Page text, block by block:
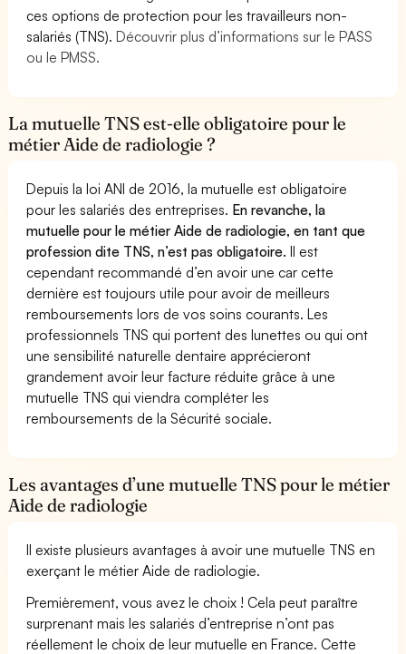
ces options de protection pour les travailleurs non-
salariés (TNS).Découvrir plus d’informations sur le PASS
ou le PMSS.
La mutuelle TNS est-elle obligatoire pour le
métier Aide de radiologie ?
Depuis la loi ANI de 2016, la mutuelle est obligatoire
pour les salariés des entreprises. En revanche, la
mutuelle pour le métier Aide de radiologie, en tant que
profession dite TNS, n’est pas obligatoire.Il est
cependant recommandé d’en avoir une car cette
dernière est toujours utile pour avoir de meilleurs
remboursements lors de vos soins courants. Les
professionnels TNS qui portent des lunettes ou qui ont
une sensibilité naturelle dentaire apprécieront
grandement avoir leur facture réduite grâce à une
mutuelle TNS qui viendra compléter les
remboursements de la Sécurité sociale.
Les avantages d’une mutuelle TNS pour le métier
Aide de radiologie
Il existe plusieurs avantages à avoir une mutuelle TNS en
exerçant le métier Aide de radiologie.
Premièrement, vous avez le choix ! Cela peut paraître
surprenant mais les salariés d’entreprise n’ont pas
réellement le choix de leur mutuelle en France. Cette